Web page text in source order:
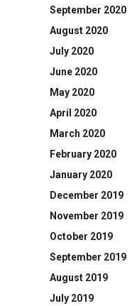
September 2020
August 2020
July 2020
June 2020
May 2020
April 2020
March 2020
February 2020
January 2020
December 2019
November 2019
October 2019
September 2019
August 2019
July 2019